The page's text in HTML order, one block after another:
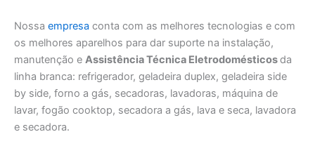
Nossa empresa conta com as melhores tecnologias e com
os melhores aparelhos para dar suporte na instalação,
manutenção e Assistência Técnica Eletrodomésticosda
linha branca: refrigerador, geladeira duplex, geladeira side
by side, forno a gás, secadoras, lavadoras, máquina de
lavar, fogão cooktop, secadora a gás, lava e seca, lavadora
e secadora.